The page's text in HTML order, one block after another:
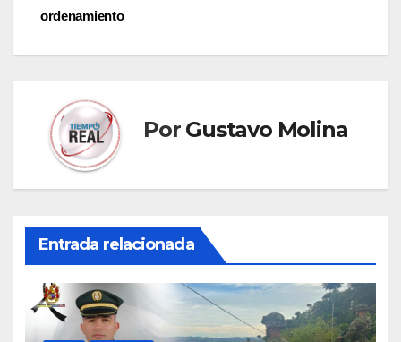
ordenamiento
Por Gustavo Molina
Entrada relacionada